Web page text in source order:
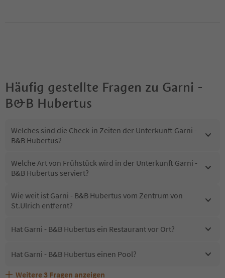
Häufig gestellte Fragen zu Garni -
B&B Hubertus
Welches sind die Check-in Zeiten der Unterkunft Garni -
B&B Hubertus?
Welche Art von Frühstück wird in der Unterkunft Garni -
B&B Hubertus serviert?
Wie weit ist Garni - B&B Hubertus vom Zentrum von
St.Ulrich entfernt?
Hat Garni - B&B Hubertus ein Restaurant vor Ort?
Hat Garni - B&B Hubertus einen Pool?
Weitere 3 Fragen anzeigen